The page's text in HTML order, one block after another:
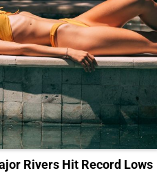
Rivers Hit Record Lows